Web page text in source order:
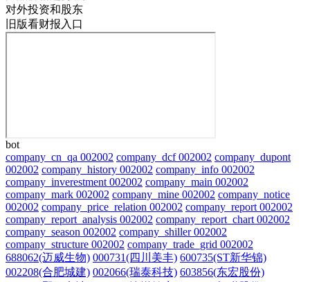
对外投资和股东
旧版看财报入口
bot
company_cn_qa 002002 company_dcf 002002 company_dupont
002002 company_history 002002 company_info 002002
company_inverestment 002002 company_main 002002
company_mark 002002 company_mine 002002 company_notice
002002 company_price_relation 002002 company_report 002002
company_report_analysis 002002 company_report_chart 002002
company_season 002002 company_shiller 002002
company_structure 002002 company_trade_grid 002002
688062(迈威生物) 000731(四川美丰) 600735(ST新华锦)
002208(合肥城建) 002066(瑞泰科技) 603856(东宏股份)